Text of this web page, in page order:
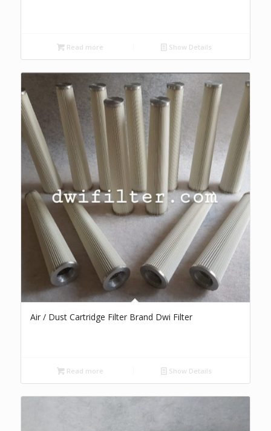
Read more Show Details
Air / Dust Cartridge Filter Brand Dwi Filter
Read more Show Details